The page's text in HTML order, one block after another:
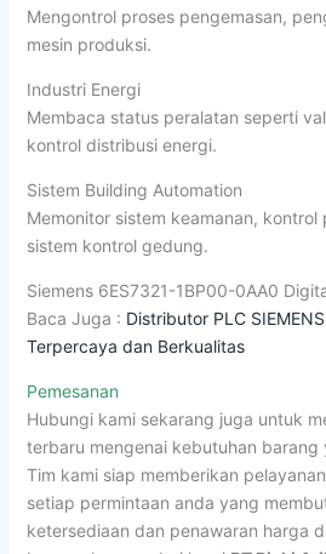
Mengontrol proses pengemasan,
mesin produksi.
Industri Energi
Membaca status peralatan seperti
kontrol distribusi energi.
Sistem Building Automation
Memonitor sistem keamanan, kontrol
sistem kontrol gedung.
Siemens 6ES7321-1BP00-0AA0
Baca Juga : Distributor PLC
Terpercaya dan Berkualitas
Pemesanan
Hubungi kami sekarang juga untuk
terbaru mengenai kebutuhan barang
Tim kami siap memberikan
setiap permintaan anda yang
ketersediaan dan penawaran harga